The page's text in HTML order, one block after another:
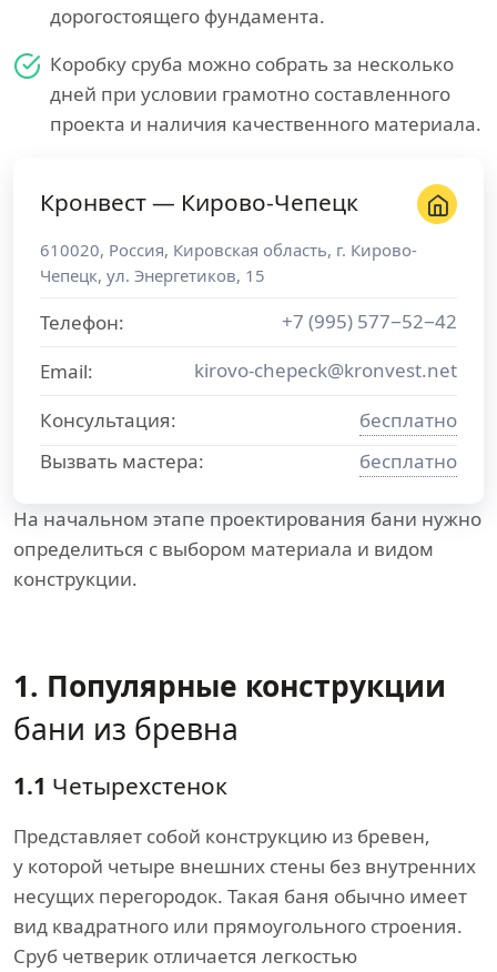
дорогостоящего фундамента.
Коробку сруба можно собрать за несколько
дней при условии грамотно составленного
проекта и наличия качественного материала.
Кронвест — Кирово-Чепецк
610020, Россия, Кировская область, г. Кирово-
Чепецк, ул. Энергетиков, 15
Телефон:
+7 (995) 577−52−42
Email:
kirovo-chepeck@kronvest.net
Консультация:
бесплатно
Вызвать мастера:
бесплатно
На начальном этапе проектирования бани нужно
определиться с выбором материала и видом
конструкции.
1. Популярные конструкции
бани из бревна
1.1 Четырехстенок
Представляет собой конструкцию из бревен,
у которой четыре внешних стены без внутренних
несущих перегородок. Такая баня обычно имеет
вид квадратного или прямоугольного строения.
Сруб четверик отличается легкостью